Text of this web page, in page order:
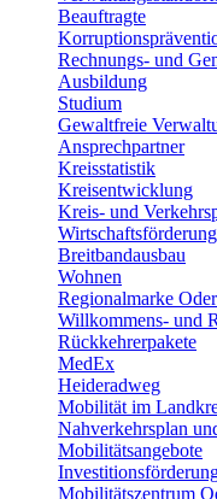
Beauftragte
Rechnungs- und
Ausbildung
Studium
Gewaltfreie
Ansprechpartner
Kreisstatistik
Kreisentwicklung
Kreis- und
Wirtschaftsförderung
Breitbandausbau
Wohnen
Regionalmarke
Willkommens- und
Rückkehrerpakete
MedEx
Heideradweg
Mobilität im
Nahverkehrsplan
Mobilitätsangebote
Mobilitätszentrum